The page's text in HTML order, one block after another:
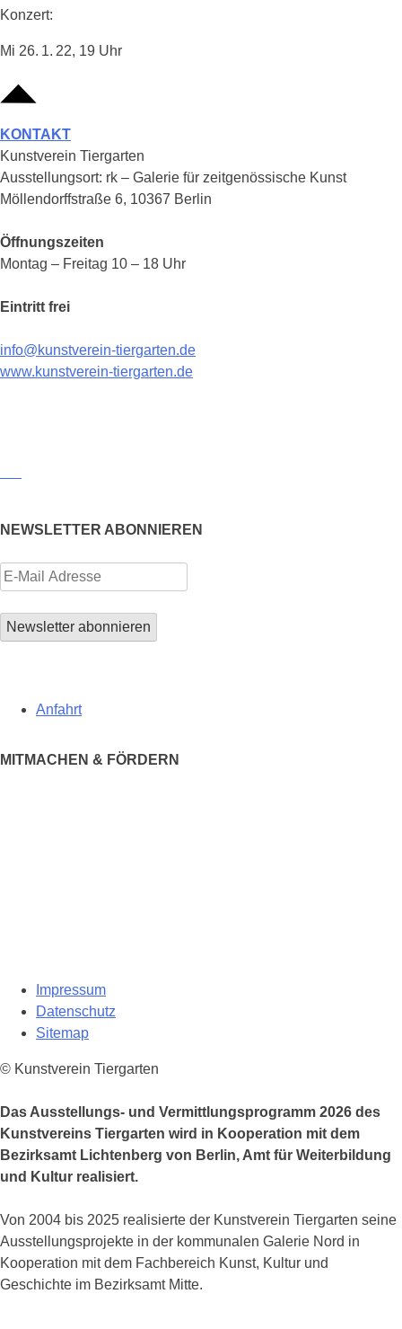
Konzert:
Mi 26. 1. 22, 19 Uhr
KONTAKT
Kunstverein Tiergarten
Ausstellungsort: rk – Galerie für zeitgenössische Kunst
Möllendorffstraße 6, 10367 Berlin
Öffnungszeiten
Montag – Freitag 10 – 18 Uhr
Eintritt frei
info@kunstverein-tiergarten.de
www.kunstverein-tiergarten.de
NEWSLETTER ABONNIEREN
Anfahrt
MITMACHEN & FÖRDERN
Impressum
Datenschutz
Sitemap
© Kunstverein Tiergarten
Das Ausstellungs- und Vermittlungsprogramm 2026 des
Kunstvereins Tiergarten wird in Kooperation mit dem
Bezirksamt Lichtenberg von Berlin, Amt für Weiterbildung
und Kultur realisiert.
Von 2004 bis 2025 realisierte der Kunstverein Tiergarten seine
Ausstellungsprojekte in der kommunalen Galerie Nord in
Kooperation mit dem Fachbereich Kunst, Kultur und
Geschichte im Bezirksamt Mitte.